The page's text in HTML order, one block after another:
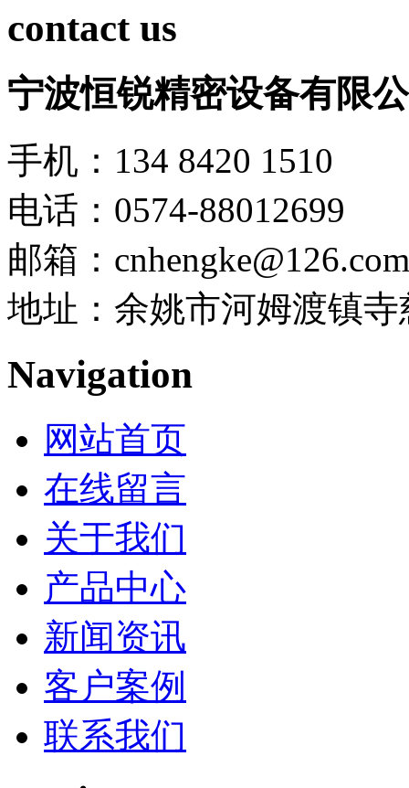
contact us
宁波恒锐精密设备有限
手机：134 8420 1510
电话：0574-88012699
邮箱：cnhengke@126.com
地址：余姚市河姆渡镇寺
Navigation
网站首页
在线留言
关于我们
产品中心
新闻资讯
客户案例
联系我们